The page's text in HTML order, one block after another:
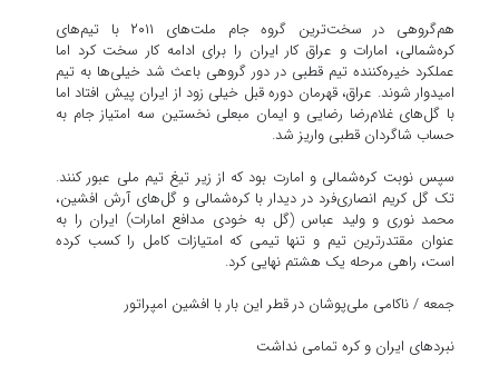
هم‌گروهی در سخت‌ترین گروه جام ملت‌های ۲۰۱۱ با تیم‌های
کره‌شمالی، امارات و عراق کار ایران را برای ادامه کار سخت کرد اما
عملکرد خیره‌کننده تیم قطبی در دور گروهی باعث شد خیلی‌ها به تیم
امیدوار شوند. عراق، قهرمان دوره قبل خیلی زود از ایران پیش افتاد اما
با گل‌های غلام‌رضا رضایی و ایمان مبعلی نخستین سه امتیاز جام به
حساب شاگردان قطبی واریز شد.
سپس نوبت کره‌شمالی و امارت بود که از زیر تیغ تیم ملی عبور کنند.
تک گل کریم انصاری‌فرد در دیدار با کره‌شمالی و گل‌های آرش افشین،
محمد نوری و ولید عباس (گل به خودی مدافع امارات) ایران را به
عنوان مقتدرترین تیم و تنها تیمی که امتیازات کامل را کسب کرده
است، راهی مرحله یک هشتم نهایی کرد.
جمعه / ناکامی ملی‌پوشان در قطر این بار با افشین امپراتور
نبردهای ایران و کره تمامی نداشت